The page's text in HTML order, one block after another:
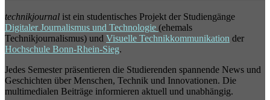
technikjournal ist ein studentisches Projekt der Studiengänge
Digitaler Journalismus und Technologie (ehemals
Technikjournalismus) und Visuelle Technikkommunikation der
Hochschule Bonn-Rhein-Sieg.
Jedes Semester präsentieren die Studierenden spannende News und
Geschichten über Menschen, Technik und Innovationen. Die
multimedialen Beiträge informieren aktuell und unabhängig.